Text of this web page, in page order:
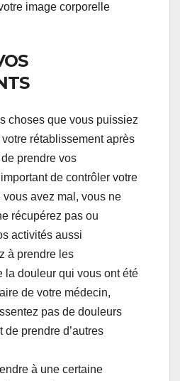
image corporelle
choses que vous puissiez
rétablissement après
prendre vos
de contrôler votre
avez mal, vous ne
récupérez pas ou
activités aussi
à prendre les
la douleur qui vous ont été
de votre médecin,
pas de douleurs
de prendre d’autres
à une certaine